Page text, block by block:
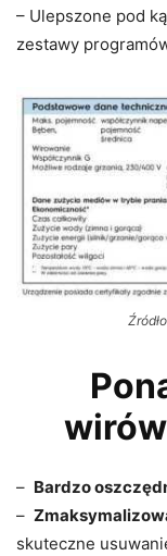
– Ulepszone pod
zestawy
– Bardzo
–
skuteczne